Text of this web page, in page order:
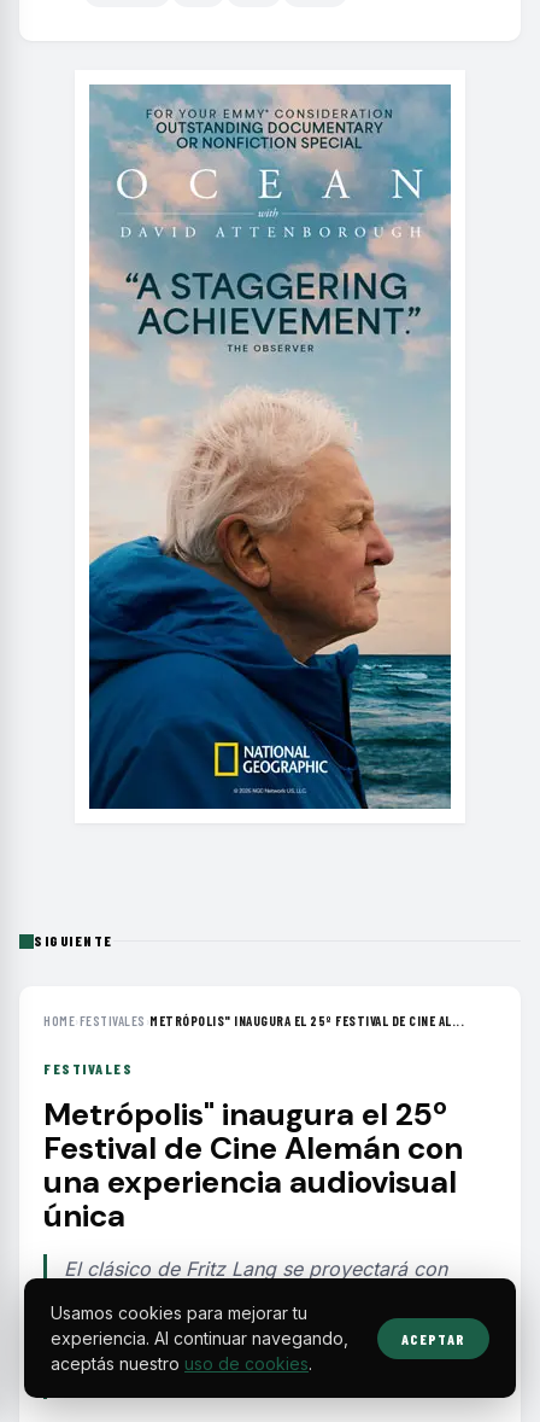
SIGUIENTE
HOME›FESTIVALES ›METRÓPOLIS" INAUGURA EL 25º FESTIVAL DE CINE AL...
FESTIVALES
Metrópolis" inaugura el 25º
Festival de Cine Alemán con
una experiencia audiovisual
única
El clásico de Fritz Lang se proyectará con
abre la edición 25 del Festival de Cine Alemán
y celebra 60 años del Goethe-Institut en
Usamos cookies para mejorar tu
experiencia. Al continuar navegando,
aceptás nuestro uso de cookies.
ACEPTAR